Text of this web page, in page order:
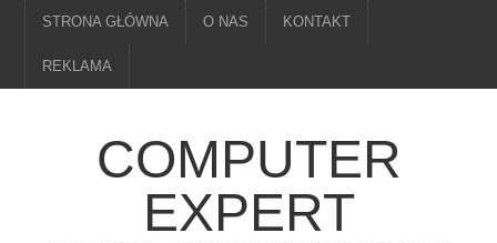
STRONA GŁÓWNA O NAS KONTAKT
REKLAMA
COMPUTER
EXPERT